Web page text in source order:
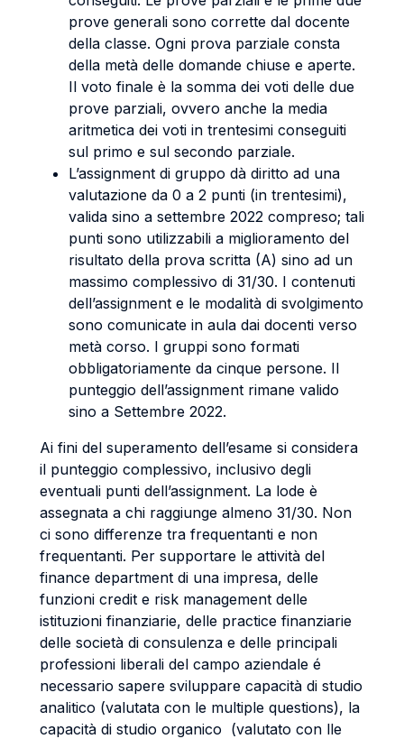
prove generali sono corrette dal docente
della classe. Ogni prova parziale consta
della metà delle domande chiuse e aperte.
Il voto finale è la somma dei voti delle due
prove parziali, ovvero anche la media
aritmetica dei voti in trentesimi conseguiti
sul primo e sul secondo parziale.
L’assignment di gruppo dà diritto ad una
valutazione da 0 a 2 punti (in trentesimi),
valida sino a settembre 2022 compreso; tali
punti sono utilizzabili a miglioramento del
risultato della prova scritta (A) sino ad un
massimo complessivo di 31/30. I contenuti
dell’assignment e le modalità di svolgimento
sono comunicate in aula dai docenti verso
metà corso. I gruppi sono formati
obbligatoriamente da cinque persone. Il
punteggio dell’assignment rimane valido
sino a Settembre 2022.
Ai fini del superamento dell’esame si considera
il punteggio complessivo, inclusivo degli
eventuali punti dell’assignment. La lode è
assegnata a chi raggiunge almeno 31/30. Non
ci sono differenze tra frequentanti e non
frequentanti. Per supportare le attività del
finance department di una impresa, delle
funzioni credit e risk management delle
istituzioni finanziarie, delle practice finanziarie
delle società di consulenza e delle principali
professioni liberali del campo aziendale é
necessario sapere sviluppare capacità di studio
analitico (valutata con le multiple questions), la
capacità di studio organico (valutato con lle